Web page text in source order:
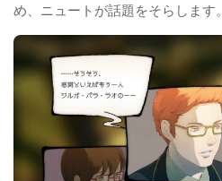
め、ニュートが話題をそらします。